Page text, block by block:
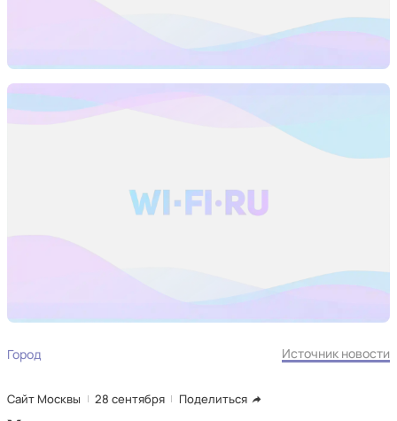
Город Источник новости
Сайт Москвы 28 сентября Поделиться